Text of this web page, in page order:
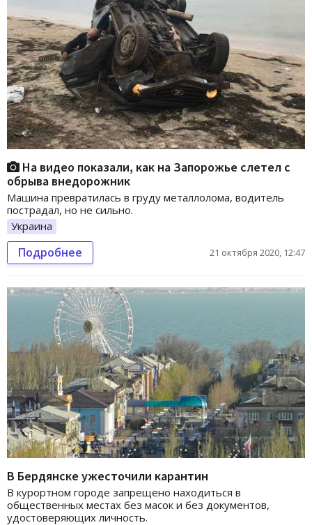
На видео показали, как на Запорожье слетел с
обрыва внедорожник
Машина превратилась в груду металлолома, водитель
пострадал, но не сильно.
Украина
Подробнее 21 октября 2020, 12:47
В Бердянске ужесточили карантин
В курортном городе запрещено находиться в
общественных местах без масок и без документов,
удостоверяющих личность.